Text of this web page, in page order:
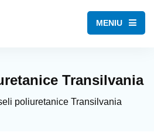
MENIU
Transilvania
poliuretanice Transilvania